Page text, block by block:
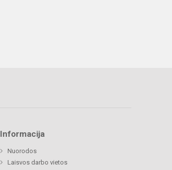
Informacija
Nuorodos
Laisvos darbo vietos